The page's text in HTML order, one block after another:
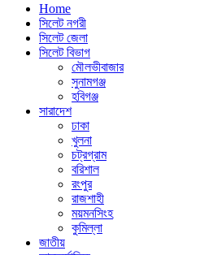
Home
সিলেট নগরী
সিলেট জেলা
সিলেট বিভাগ
মৌলভীবাজার
সুনামগঞ্জ
হবিগঞ্জ
সারাদেশ
ঢাকা
খুলনা
চট্রগ্রাম
বরিশাল
রংপুর
রাজশাহী
ময়মনসিংহ
কুমিল্লা
জাতীয়